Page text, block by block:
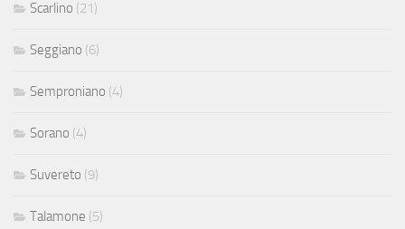
Scarlino (21)
Seggiano (6)
Semproniano (4)
Sorano (4)
Suvereto (9)
Talamone (5)